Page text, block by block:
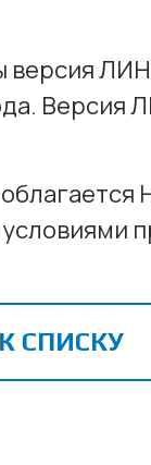
версия
СПИСКУ